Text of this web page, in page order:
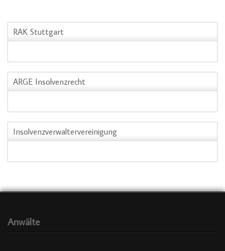
RAK Stuttgart
ARGE Insolvenzrecht
Insolvenzverwaltervereinigung
Anwälte